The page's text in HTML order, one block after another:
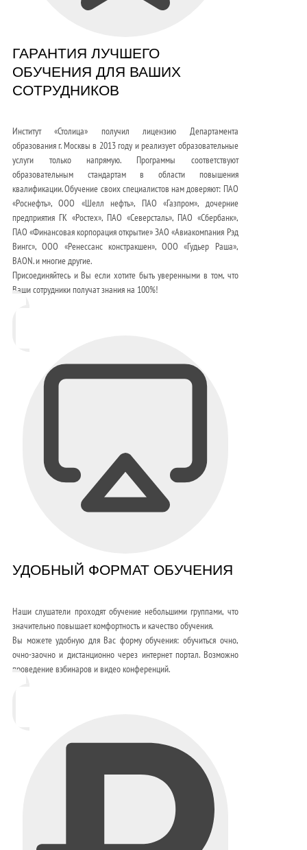
ГАРАНТИЯ ЛУЧШЕГО
ОБУЧЕНИЯ ДЛЯ ВАШИХ
СОТРУДНИКОВ
Институт «Столица» получил лицензию Департамента
образования г. Москвы в 2013 году и реализует образовательные
услуги только напрямую. Программы соответствуют
образовательным стандартам в области повышения
квалификации. Обучение своих специалистов нам доверяют: ПАО
«Роснефть», ООО «Шелл нефть», ПАО «Газпром», дочерние
предприятия ГК «Ростех», ПАО «Северсталь», ПАО «Сбербанк»,
ПАО «Финансовая корпорация открытие» ЗАО «Авиакомпания Рэд
Вингс», ООО «Ренессанс констракшен», ООО «Гудьер Раша»,
BAON. и многие другие.
Присоединяйтесь и Вы если хотите быть уверенными в том, что
Ваши сотрудники получат знания на 100%!
УДОБНЫЙ ФОРМАТ ОБУЧЕНИЯ
Наши слушатели проходят обучение небольшими группами, что
значительно повышает комфортность и качество обучения.
Вы можете удобную для Вас форму обучения: обучиться очно,
очно-заочно и дистанционно через интернет портал. Возможно
проведение вэбинаров и видео конференций.